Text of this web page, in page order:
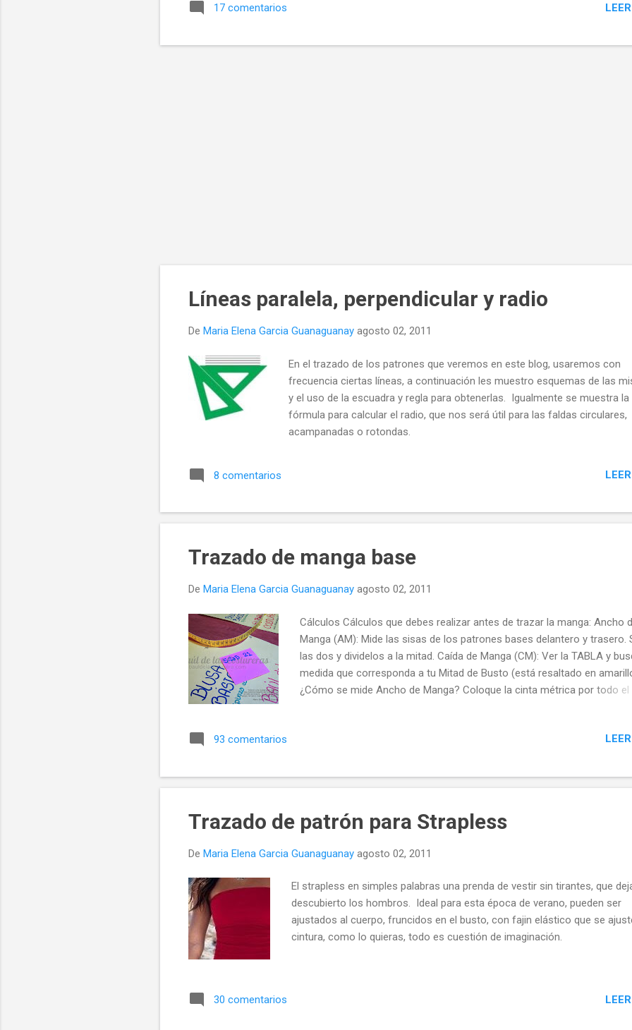
17 comentarios
Líneas paralela, perpendicular y radio
De Maria Elena Garcia Guanaguanay agosto 02, 2011
En el trazado de los patrones que veremos en este blog, usaremos con
frecuencia ciertas líneas, a continuación les muestro esquemas de las
y el uso de la escuadra y regla para obtenerlas. Igualmente se muestra la
fórmula para calcular el radio, que nos será útil para las faldas circulares,
acampanadas o rotondas.
8 comentarios
Trazado de manga base
De Maria Elena Garcia Guanaguanay agosto 02, 2011
Cálculos Cálculos que debes realizar antes de trazar la manga: Ancho
Manga (AM): Mide las sisas de los patrones bases delantero y trasero.
las dos y dividelos a la mitad. Caída de Manga (CM): Ver la TABLA y
medida que corresponda a tu Mitad de Busto (está resaltado en
¿Cómo se mide Ancho de Manga? Coloque la cinta métrica por todo el
línea del canto de sisa NO por el margen. A continuación un tutorial o
de complemento para su BLUSA BÁSICA VIDEO TUTORIAL El siguiente
le servirá de complemento para mejor entendimiento de este paso a
agregar un poco de volumen a la manga (en realidad es a la copa),
93 comentarios
Trazado de patrón para Strapless
De Maria Elena Garcia Guanaguanay agosto 02, 2011
El strapless en simples palabras una prenda de vestir sin tirantes, que
descubierto los hombros. Ideal para esta época de verano, pueden ser
ajustados al cuerpo, fruncidos en el busto, con fajin elástico que se
cintura, como lo quieras, todo es cuestión de imaginación.
30 comentarios